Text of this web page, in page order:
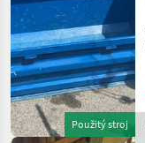
Použitý stroj